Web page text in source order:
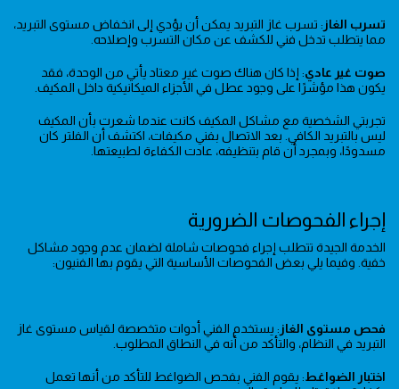
تسرب الغاز : تسرب غاز التبريد يمكن أن يؤدي إلى انخفاض مستوى التبريد،
مما يتطلب تدخل فني للكشف عن مكان التسرب وإصلاحه.
صوت غير عادي: إذا كان هناك صوت غير معتاد يأتي من الوحدة، فقد
يكون هذا مؤشرًا على وجود عطل في الأجزاء الميكانيكية داخل المكيف.
تجربتي الشخصية مع مشاكل المكيف كانت عندما شعرت بأن المكيف
ليس بالتبريد الكافي. بعد الاتصال بفني مكيفات، اكتشف أن الفلتر كان
مسدودًا، وبمجرد أن قام بتنظيفه، عادت الكفاءة لطبيعتها.
إجراء الفحوصات الضرورية
الخدمة الجيدة تتطلب إجراء فحوصات شاملة لضمان عدم وجود مشاكل
خفية. وفيما يلي بعض الفحوصات الأساسية التي يقوم بها الفنيون:
فحص مستوى الغاز : يستخدم الفني أدوات متخصصة لقياس مستوى غاز
التبريد في النظام، والتأكد من أنه في النطاق المطلوب.
اختبار الضواغط: يقوم الفني بفحص الضواغط للتأكد من أنها تعمل